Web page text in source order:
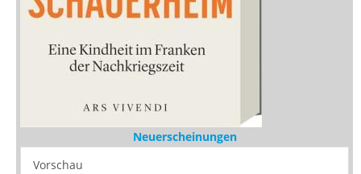
Neuerscheinungen
Vorschau